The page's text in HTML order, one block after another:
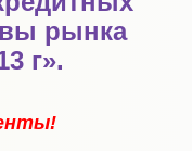
рынка
г».